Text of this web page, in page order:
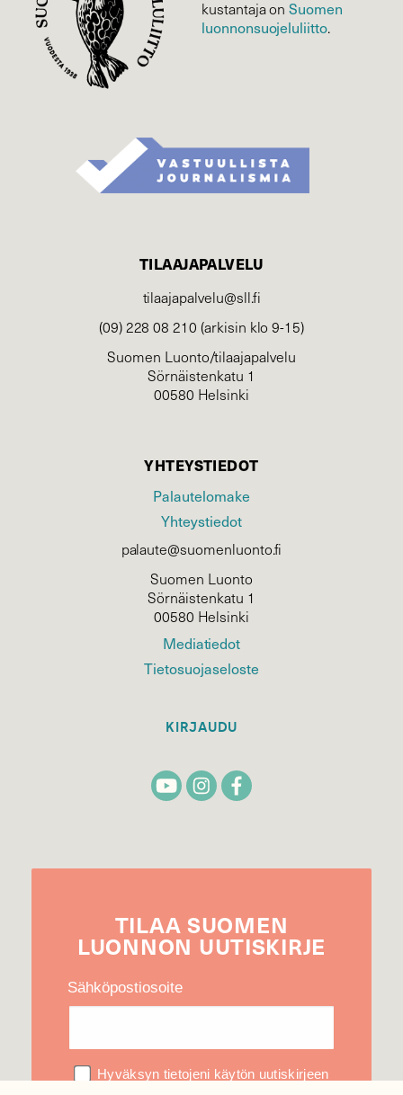
kustantaja onSuomen
luonnonsuojelu­liitto.
TILAAJAPALVELU
tilaajapalvelu@sll.fi
(09) 228 08 210 (arkisin klo 9-15)
Suomen Luonto/tilaajapalvelu
Sörnäistenkatu 1
00580 Helsinki
YHTEYSTIEDOT
Palautelomake
Yhteystiedot
palaute@suomenluonto.fi
Suomen Luonto
Sörnäistenkatu 1
00580 Helsinki
Mediatiedot
Tietosuojaseloste
KIRJAUDU
TILAA SUOMEN
LUONNON UUTIS­KIRJE
Sähköpostiosoite
Hyväksyn tietojeni käytön uutiskirjeen